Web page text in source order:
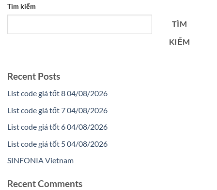
Tìm kiếm
TÌM
KIẾM
Recent Posts
List code giá tốt 8 04/08/2026
List code giá tốt 7 04/08/2026
List code giá tốt 6 04/08/2026
List code giá tốt 5 04/08/2026
SINFONIA Vietnam
Recent Comments